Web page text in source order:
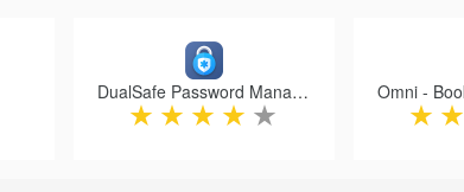
DualSafe Password Manager & Digital Vault
★ ★ ★ ★ ★ ★ ★